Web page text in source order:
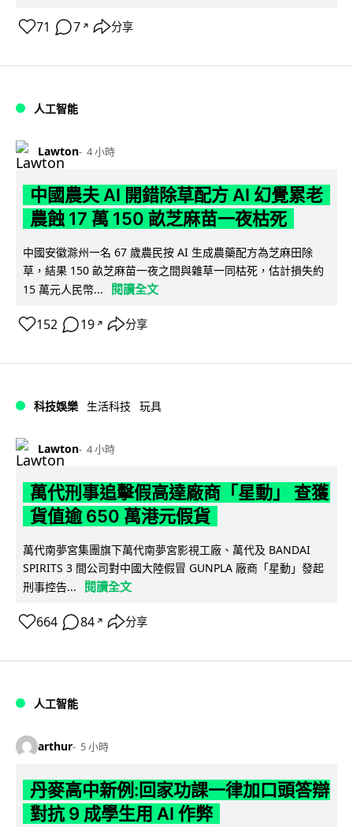
71 7 ↗ 分享
人工智能
Lawton 4 小時
中國農夫 AI 開錯除草配方 AI 幻覺累老
農蝕 17 萬 150 畝芝麻苗一夜枯死
中國安徽滁州一名 67 歲農民按 AI 生成農藥配方為芝麻田除
草，結果 150 畝芝麻苗一夜之間與雜草一同枯死，估計損失約
15 萬元人民幣...
閱讀全文
152 19 ↗ 分享
科技娛樂 生活科技 玩具
Lawton 4 小時
萬代刑事追擊假高達廠商「星動」 查獲
貨值逾 650 萬港元假貨
萬代南夢宮集團旗下萬代南夢宮影視工廠、萬代及 BANDAI
SPIRITS 3 間公司對中國大陸假冒 GUNPLA 廠商「星動」發起
刑事控告...
閱讀全文
664 84 ↗ 分享
人工智能
arthur 5 小時
丹麥高中新例:回家功課一律加口頭答辯
對抗 9 成學生用 AI 作弊